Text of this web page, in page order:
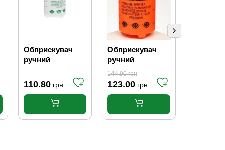
Обприскувач
ручний
110.80 грн
Обприскувач
ручний
помповий 3л
144.90грн
123.00 грн